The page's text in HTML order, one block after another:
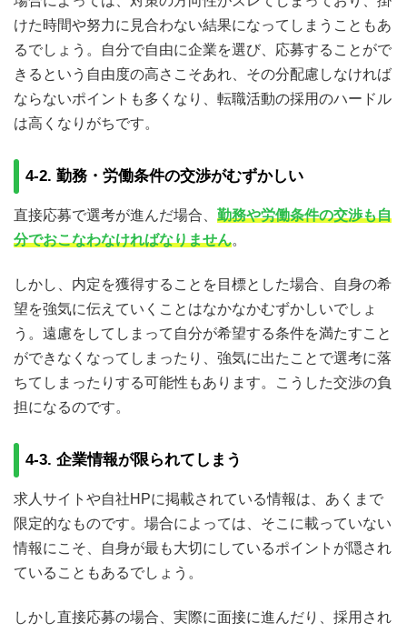
けた時間や努力に見合わない結果になってしまうこともあ
るでしょう。自分で自由に企業を選び、応募することがで
きるという自由度の高さこそあれ、その分配慮しなければ
ならないポイントも多くなり、転職活動の採用のハードル
は高くなりがちです。
4-2. 勤務・労働条件の交渉がむずかしい
直接応募で選考が進んだ場合、 勤務や労働条件の交渉も自
分でおこなわなければなりません。
しかし、内定を獲得することを目標とした場合、自身の希
望を強気に伝えていくことはなかなかむずかしいでしょ
う。遠慮をしてしまって自分が希望する条件を満たすこと
ができなくなってしまったり、強気に出たことで選考に落
ちてしまったりする可能性もあります。こうした交渉の負
担になるのです。
4-3. 企業情報が限られてしまう
求人サイトや自社HPに掲載されている情報は、あくまで
限定的なものです。場合によっては、そこに載っていない
情報にこそ、自身が最も大切にしているポイントが隠され
ていることもあるでしょう。
しかし直接応募の場合、実際に面接に進んだり、採用され